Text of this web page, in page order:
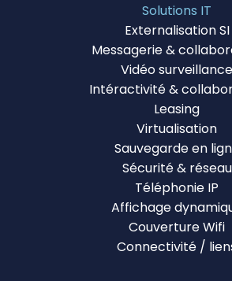
Solutions IT
Externalisation SI
Messagerie &
Vidéo surveillance
Intéractivité &
Leasing
Virtualisation
Sauvegarde en
Sécurité & réseau
Téléphonie IP
Affichage
Couverture Wifi
Connectivité /